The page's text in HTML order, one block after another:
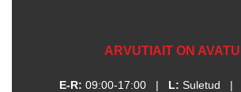
ARVUTIAIT ON
E-R: 09:00-17:00 | L: Suletud |